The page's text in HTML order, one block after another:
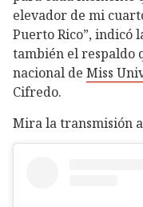
elevador de mi
Puerto Rico”, indicó
también el respaldo
nacional de Miss
Cifredo.
Mira la transmisión